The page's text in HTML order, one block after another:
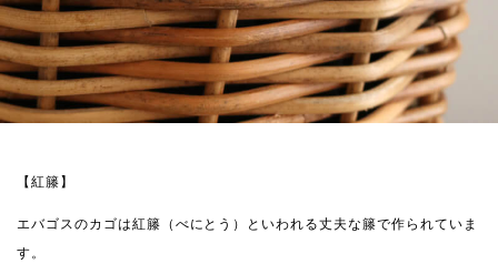
【紅籐】
エバゴスのカゴは紅籐（べにとう）といわれる丈夫な籐で作られていま
す。